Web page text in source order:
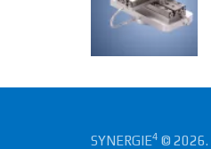
SYNERGIE4 © 2026.